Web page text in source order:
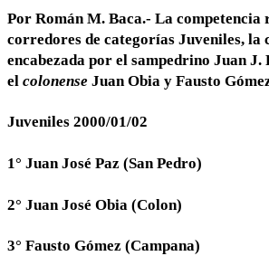
Por Román M. Baca.- La competencia
corredores de categorías Juveniles, la
encabezada por el sampedrino Juan J.
el colonense Juan Obia y Fausto
Juveniles 2000/01/02
1° Juan José Paz (San Pedro)
2° Juan José Obia (Colon)
3° Fausto Gómez (Campana)